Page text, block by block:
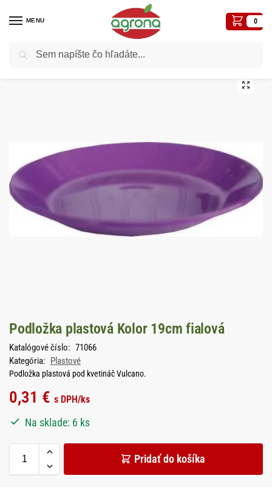
MENU 0
Domov Kvetináče, plôtiky, sadbovače, vázy, truhlíky...
Podložka plastová Kolor 19cm fialová
Katalógové číslo: 71066
Kategória: Plastové
Podložka plastová pod kvetináč Vulcano.
0,31 € s DPH/ks
Na sklade: 6 ks
Pridať do košíka